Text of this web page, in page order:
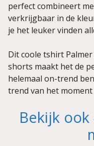
perfect combineert
verkrijgbaar in de
je het leuker vinden
Dit coole tshirt
shorts maakt het de
helemaal on-trend
trend van het moment
Bekijk